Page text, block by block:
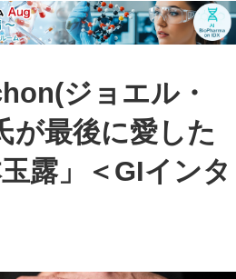
ジョエル・
が最後に愛した
玉露」＜GIインタ